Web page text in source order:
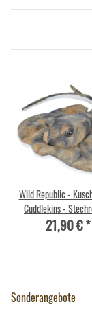
Wild Republic -
Cuddlekins -
21,90 €*
Sonderangebote